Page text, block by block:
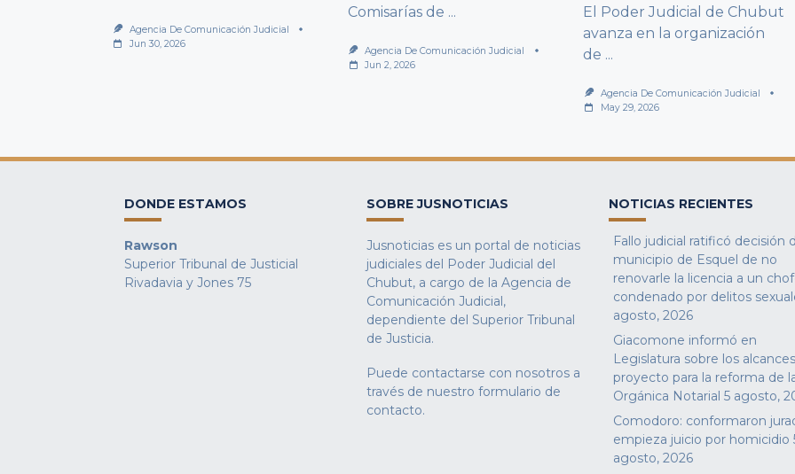
Agencia De Comunicación Judicial
Jun 30, 2026
Comisarías de ...
Agencia De Comunicación Judicial
Jun 2, 2026
El Poder Judicial de Chubut
avanza en la organización
de ...
Agencia De Comunicación Judicial
May 29, 2026
DONDE ESTAMOS
Rawson
Superior Tribunal de Justicial
Rivadavia y Jones 75
SOBRE JUSNOTICIAS
Jusnoticias es un portal de noticias
judiciales del Poder Judicial del
Chubut, a cargo de la Agencia de
Comunicación Judicial,
dependiente del Superior Tribunal
de Justicia.
Puede contactarse con nosotros a
través de nuestro formulario de
contacto.
NOTICIAS RECIENTES
Fallo judicial ratificó decisión
municipio de Esquel de no
renovarle la licencia a un
condenado por delitos
agosto, 2026
Giacomone informó en
Legislatura sobre los
proyecto para la reforma de
Orgánica Notarial 5 agosto,
Comodoro: conformaron
empieza juicio por homicidio
agosto, 2026